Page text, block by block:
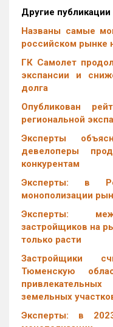
Другие публикации
Названы самые
российском рынке
ГК Самолет
экспансии и
долга
Опубликован
региональной
Эксперты
девелоперы
конкурентам
Эксперты: в
монополизации
Эксперты:
застройщиков на
только расти
Застройщики
Тюменскую
земельных
Эксперты: в